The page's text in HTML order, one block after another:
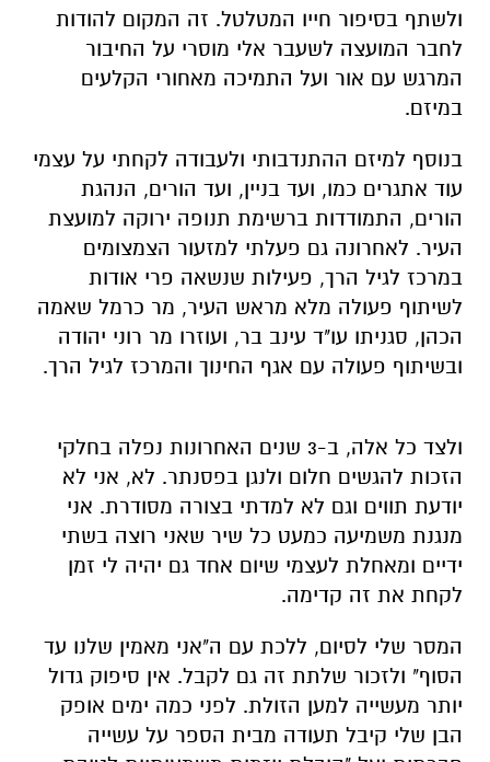
ולשתף בסיפור חייו המטלטל. זה המקום להודות
לחבר המועצה לשעבר אלי מוסרי על החיבור
המרגש עם אור ועל התמיכה מאחורי הקלעים
במיזם.
בנוסף למיזם ההתנדבותי ולעבודה לקחתי על עצמי
עוד אתגרים כמו, ועד בניין, ועד הורים, הנהגת
הורים, התמודדות ברשימת תנופה ירוקה למועצת
העיר. לאחרונה גם פעלתי למזעור הצמצומים
במרכז לגיל הרך, פעילות שנשאה פרי אודות
לשיתוף פעולה מלא מראש העיר, מר כרמל שאמה
הכהן, סגניתו עו"ד עינב בר, ועוזרו מר רוני יהודה
ובשיתוף פעולה עם אגף החינוך והמרכז לגיל הרך.
ולצד כל אלה, ב-3 שנים האחרונות נפלה בחלקי
הזכות להגשים חלום ולנגן בפסנתר. לא, אני לא
יודעת תווים וגם לא למדתי בצורה מסודרת. אני
מנגנת משמיעה כמעט כל שיר שאני רוצה בשתי
ידיים ומאחלת לעצמי שיום אחד גם יהיה לי זמן
לקחת את זה קדימה.
המסר שלי לסיום, ללכת עם ה"אני מאמין שלנו עד
הסוף" ולזכור שלתת זה גם לקבל. אין סיפוק גדול
יותר מעשייה למען הזולת. לפני כמה ימים אופק
הבן שלי קיבל תעודה מבית הספר על עשייה